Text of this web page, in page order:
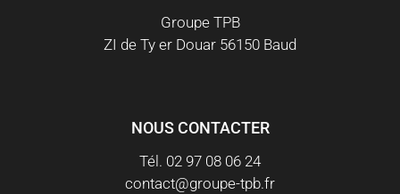
Groupe TPB
ZI de Ty er Douar 56150 Baud
NOUS CONTACTER
Tél. 02 97 08 06 24
contact@groupe-tpb.fr